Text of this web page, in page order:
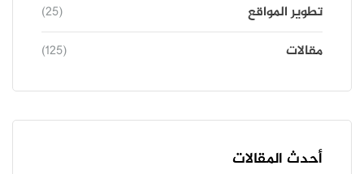
تطوير المواقع
(25)
مقالات
(125)
أحدث المقالات